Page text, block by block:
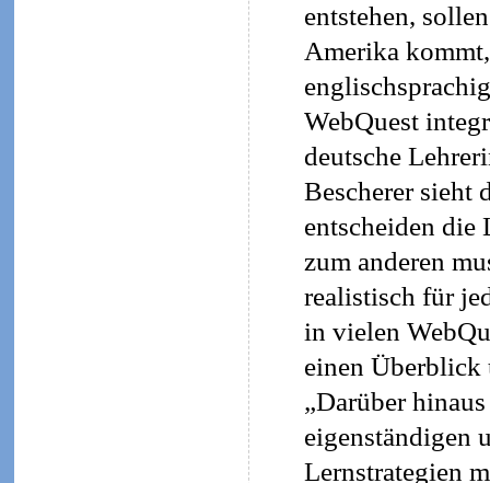
entstehen,
Amerika
WebQuest
deutsche
Bescherer sieht
entscheiden die
zum anderen
realistisch für
in vielen
einen Überblick
„Darüber
eigenständigen
Lernstrategien